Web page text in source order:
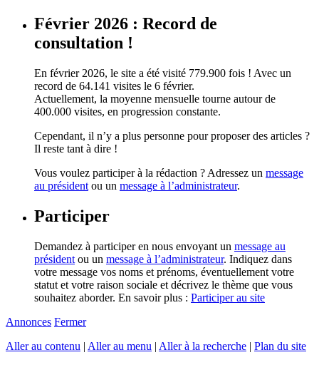
Février 2026 : Record de
consultation !
En février 2026, le site a été visité 779.900 fois ! Avec un
record de 64.141 visites le 6 février.
Actuellement, la moyenne mensuelle tourne autour de
400.000 visites, en progression constante.
Cependant, il n’y a plus personne pour proposer des articles ?
Il reste tant à dire !
Vous voulez participer à la rédaction ? Adressez un message
au président ou un message à l’administrateur.
Participer
Demandez à participer en nous envoyant un message au
président ou un message à l’administrateur. Indiquez dans
votre message vos noms et prénoms, éventuellement votre
statut et votre raison sociale et décrivez le thème que vous
souhaitez aborder. En savoir plus : Participer au site
Annonces Fermer
Aller au contenu | Aller au menu | Aller à la recherche | Plan du site